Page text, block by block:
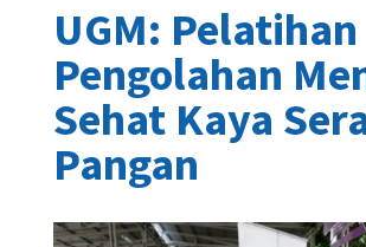
UGM: Pelatihan
Pengolahan
Sehat Kaya
Pangan